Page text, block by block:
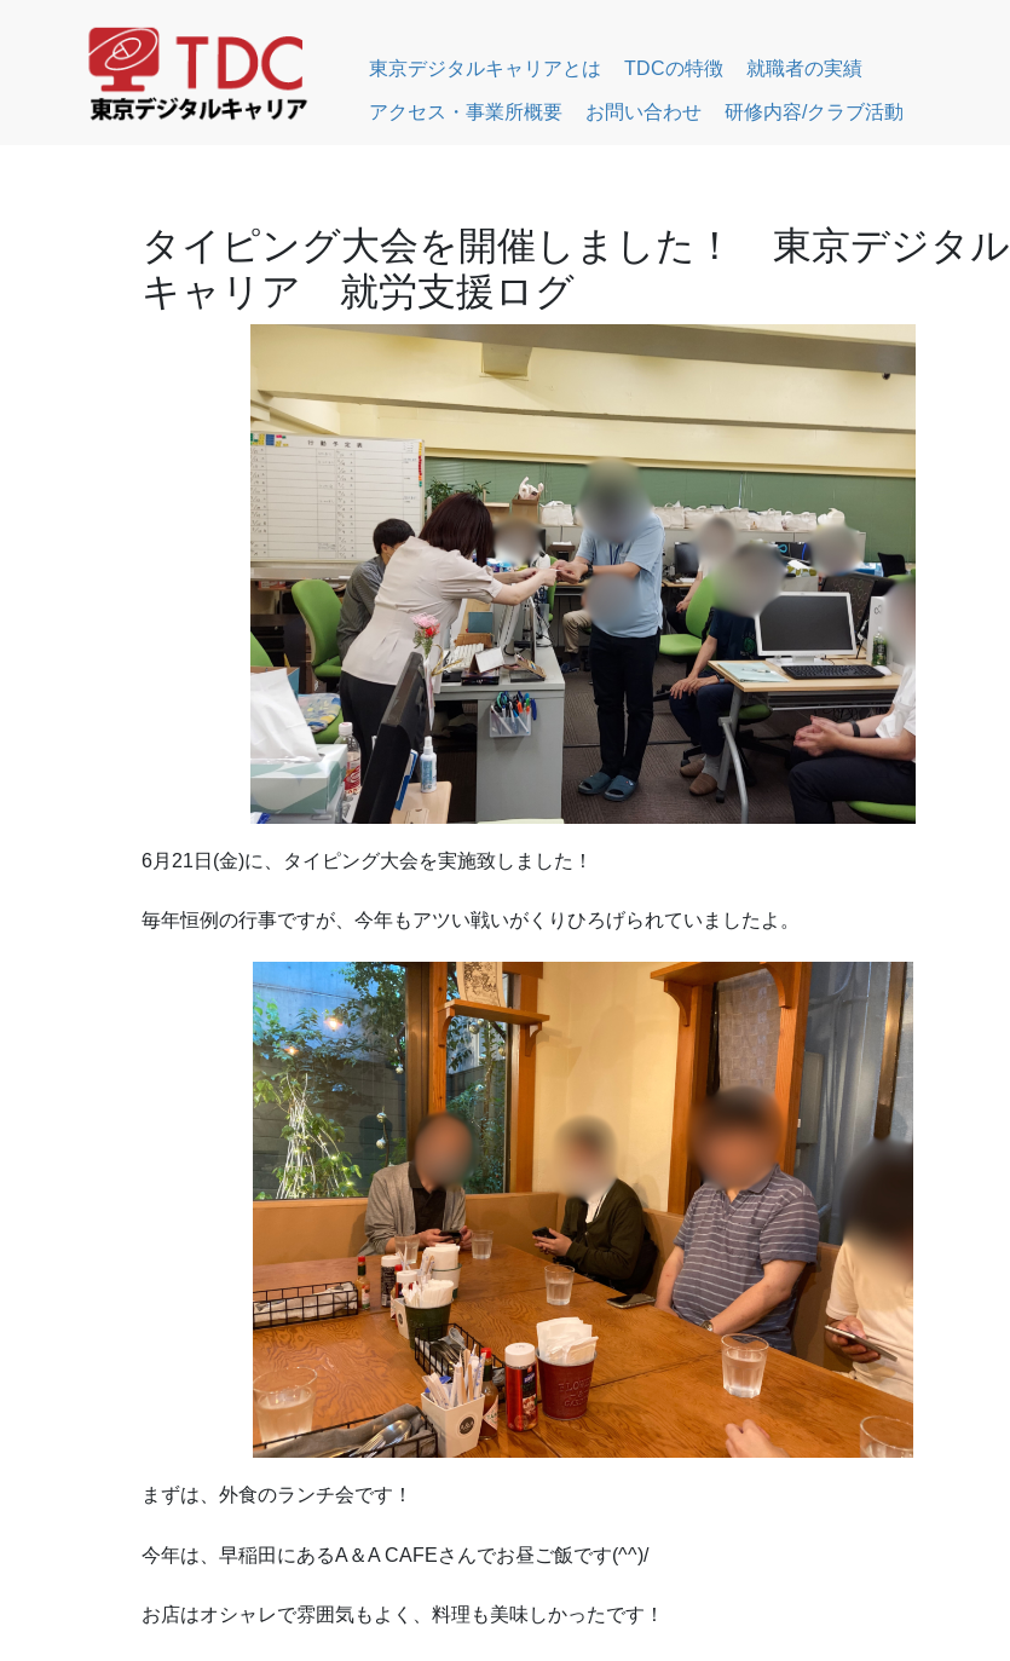
東京デジタルキャリアとは TDCの特徴 就職者の実績
アクセス・事業所概要 お問い合わせ 研修内容/クラブ活動
タイピング大会を開催しました！ 東京デジタル
キャリア 就労支援ログ
6月21日(金)に、タイピング大会を実施致しました！
毎年恒例の行事ですが、今年もアツい戦いがくりひろげられていましたよ。
まずは、外食のランチ会です！
今年は、早稲田にあるA＆A CAFEさんでお昼ご飯です(^^)/
お店はオシャレで雰囲気もよく、料理も美味しかったです！